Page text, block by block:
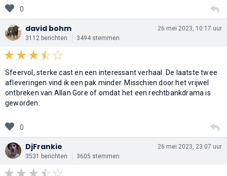
0
david bohm
3112 berichten 3494 stemmen
26 mei 2023, 10:17 uur
Sfeervol, sterke cast en een interessant verhaal. De laatste twee
afleveringen vind ik een pak minder. Misschien door het vrijwel
ontbreken van Allan Gore of omdat het een rechtbankdrama is
geworden.
0
DjFrankie
3531 berichten 3605 stemmen
26 mei 2023, 23:07 uur